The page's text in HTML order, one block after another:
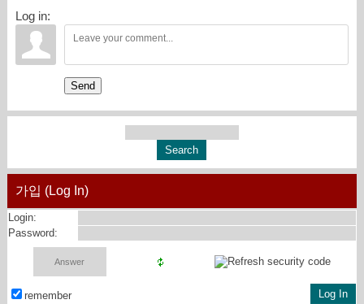
Log in:
Send
가입 (Log In)
Login:
Password:
remember